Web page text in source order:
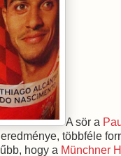
A sör a
többféle
hogy a Münchner